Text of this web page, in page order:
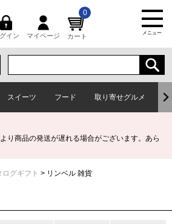
イン マイページ カート
0
メニュー
スイーツ フード 取り寄せグルメ
り商品の発送が遅れる場合がございます。あら
ログギフト リンベル 雑貨